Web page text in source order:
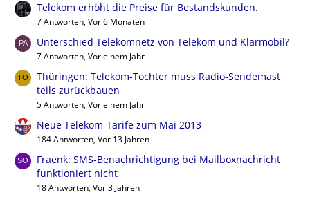
Telekom erhöht die Preise für Bestandskunden.
7 Antworten, Vor 6 Monaten
Unterschied Telekomnetz von Telekom und Klarmobil?
7 Antworten, Vor einem Jahr
Thüringen: Telekom-Tochter muss Radio-Sendemast
teils zurückbauen
5 Antworten, Vor einem Jahr
Neue Telekom-Tarife zum Mai 2013
184 Antworten, Vor 13 Jahren
Fraenk: SMS-Benachrichtigung bei Mailboxnachricht
funktioniert nicht
18 Antworten, Vor 3 Jahren